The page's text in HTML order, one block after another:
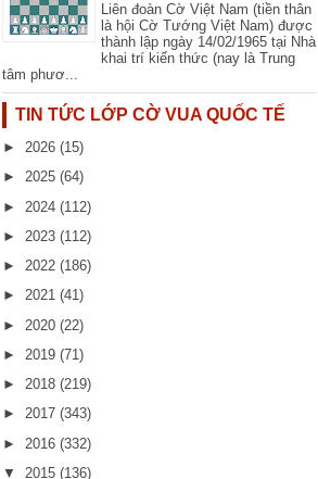
Liên đoàn Cờ Việt Nam (tiền thân
là hội Cờ Tướng Việt Nam) được
thành lập ngày 14/02/1965 tại Nhà
khai trí kiến thức (nay là Trung
tâm phươ...
TIN TỨC LỚP CỜ VUA QUỐC TẾ
► 2026 (15)
► 2025 (64)
► 2024 (112)
► 2023 (112)
► 2022 (186)
► 2021 (41)
► 2020 (22)
► 2019 (71)
► 2018 (219)
► 2017 (343)
► 2016 (332)
▼ 2015 (136)